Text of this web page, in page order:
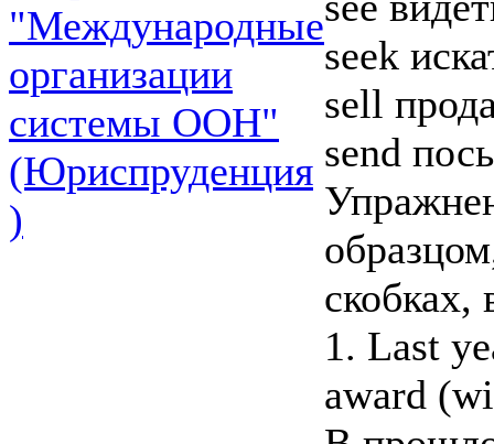
"Международные
организации
системы ООН"
(Юриспруденция
)
seek
sell
send
1. Last
award